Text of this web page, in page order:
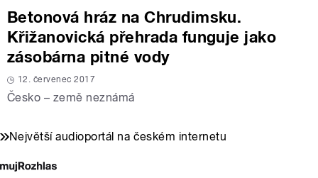
Betonová hráz na Chrudimsku.
Křižanovická přehrada funguje jako
zásobárna pitné vody
12. červenec 2017
Česko – země neznámá
Největší audioportál na českém internetu